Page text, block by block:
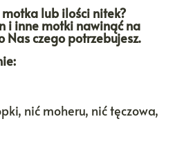
motka lub ilości nitek?
i inne motki nawinąć na
czego potrzebujesz.
nić moheru, nić tęczowa,